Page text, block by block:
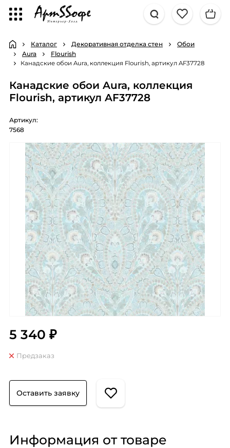
Каталог Декоративная отделка стен
Обои
Aura
Flourish
Канадские обои Aura, коллекция Flourish, артикул AF37728
Канадские обои Aura, коллекция
Flourish, артикул AF37728
Артикул:
7568
5 340 ₽
Предзаказ
Оставить заявку
Информация от товаре